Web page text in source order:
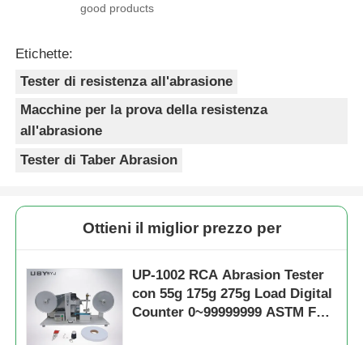
good products
Etichette:
Tester di resistenza all'abrasione
Macchine per la prova della resistenza
all'abrasione
Tester di Taber Abrasion
Ottieni il miglior prezzo per
UP-1002 RCA Abrasion Tester
con 55g 175g 275g Load Digital
Counter 0~99999999 ASTM F